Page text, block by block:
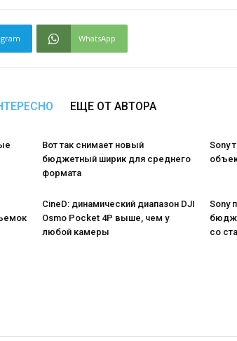
WhatsApp
ЕЩЕ ОТ АВТОРА
Вот так снимает новый
бюджетный ширик для среднего
формата
Sony
CineD: динамический диапазон DJI
Osmo Pocket 4P выше, чем у
любой камеры
Sony
со